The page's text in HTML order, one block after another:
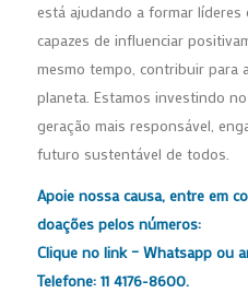
está ajudando a formar líderes
capazes de influenciar
mesmo tempo, contribuir para
planeta. Estamos investindo
geração mais responsável,
futuro sustentável de todos.
Apoie nossa causa, entre em
doações pelos números:
Clique no link – Whatsapp ou
Telefone: 11 4176-8600.